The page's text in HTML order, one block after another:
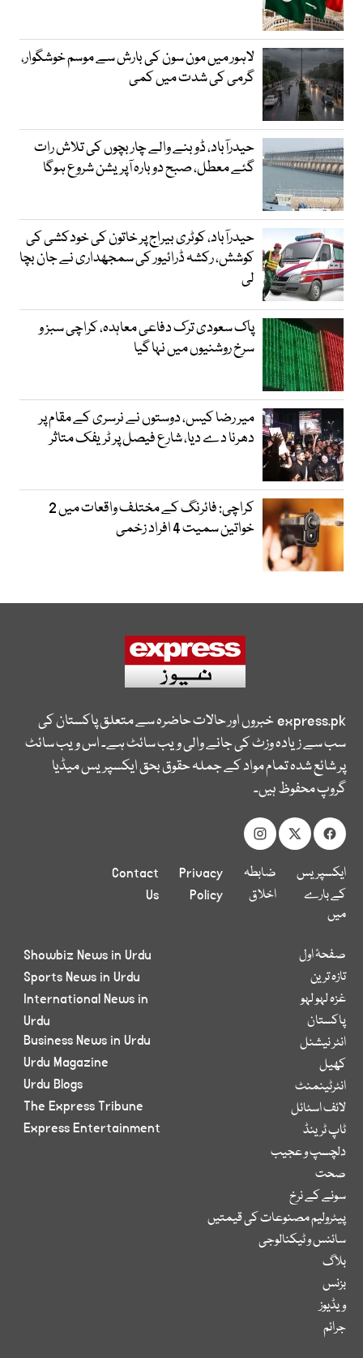
لاہور میں مون سون کی بارش سے موسم خوشگوار،
گرمی کی شدت میں کمی
حیدرآباد، ڈوبنے والے چار بچوں کی تلاش رات
گئے معطل، صبح دوبارہ آپریشن شروع ہوگا
حیدرآباد، کوٹری بیراج پر خاتون کی خودکشی کی
کوشش، رکشہ ڈرائیور کی سمجھداری نے جان بچا
لی
پاک سعودی ترک دفاعی معاہدہ، کراچی سبز و
سرخ روشنیوں میں نہا گیا
میر رضا کیس، دوستوں نے نرسری کے مقام پر
دھرنا دے دیا، شارع فیصل پر ٹریفک متاثر
کراچی: فائرنگ کے مختلف واقعات میں 2
خواتین سمیت 4 افراد زخمی
express.pkخبروں اور حالات حاضرہ سے متعلق پاکستان کی
سب سے زیادہ وزٹ کی جانے والی ویب سائٹ ہے۔ اس ویب سائٹ
پر شائع شدہ تمام مواد کے جملہ حقوق بحق ایکسپریس میڈیا
گروپ محفوظ ہیں۔
ایکسپریس
کے بارے
میں
ضابطہ
اخلاق
Privacy
Policy
Contact
Us
صفحۂ اول
تازہ ترین
غزہ لہو لہو
پاکستان
انٹر نیشنل
کھیل
انٹرٹینمنٹ
لائف اسٹائل
ٹاپ ٹرینڈ
دلچسپ و عجیب
صحت
سونے کے نرخ
پیٹرولیم مصنوعات کی قیمتیں
سائنس و ٹیکنالوجی
بلاگ
بزنس
ویڈیوز
جرائم
Showbiz News in Urdu
Sports News in Urdu
International News in
Urdu
Business News in Urdu
Urdu Magazine
Urdu Blogs
The Express Tribune
Express Entertainment